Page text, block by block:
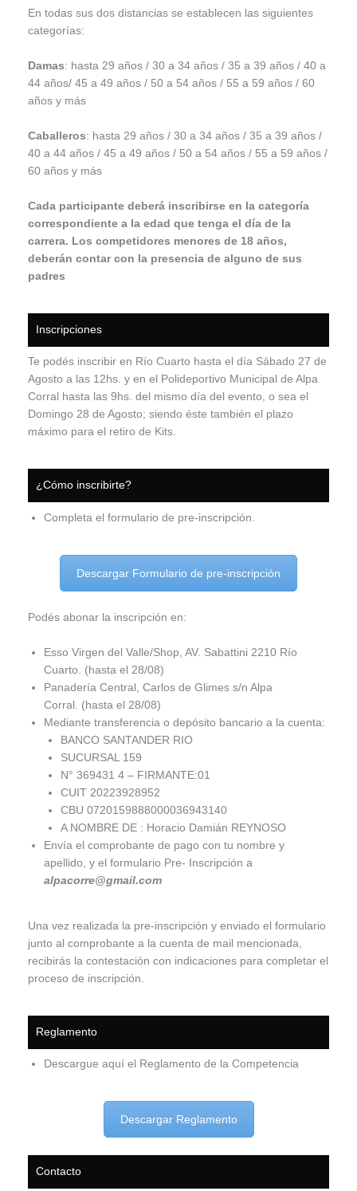
En todas sus dos distancias se establecen las siguientes
categorías:
Damas: hasta 29 años / 30 a 34 años / 35 a 39 años / 40 a
44 años/ 45 a 49 años / 50 a 54 años / 55 a 59 años / 60
años y más
Caballeros: hasta 29 años / 30 a 34 años / 35 a 39 años /
40 a 44 años / 45 a 49 años / 50 a 54 años / 55 a 59 años /
60 años y más
Cada participante deberá inscribirse en la categoría
correspondiente a la edad que tenga el día de la
carrera. Los competidores menores de 18 años,
deberán contar con la presencia de alguno de sus
padres
Inscripciones
Te podés inscribir en Río Cuarto hasta el día Sábado 27 de
Agosto a las 12hs. y en el Polideportivo Municipal de Alpa
Corral hasta las 9hs. del mismo día del evento, o sea el
Domingo 28 de Agosto; siendo éste también el plazo
máximo para el retiro de Kits.
¿Cómo inscribirte?
Completa el formulario de pre-inscripción.
Descargar Formulario de pre-inscripción
Podés abonar la inscripción en:
Esso Virgen del Valle/Shop, AV. Sabattini 2210 Río
Cuarto. (hasta el 28/08)
Panadería Central, Carlos de Glimes s/n Alpa
Corral. (hasta el 28/08)
Mediante transferencia o depósito bancario a la cuenta:
BANCO SANTANDER RIO
SUCURSAL 159
N° 369431 4 – FIRMANTE:01
CUIT 20223928952
CBU 0720159888000036943140
A NOMBRE DE : Horacio Damián REYNOSO
Envía el comprobante de pago con tu nombre y
apellido, y el formulario Pre- Inscripción a
alpacorre@gmail.com
Una vez realizada la pre-inscripción y enviado el formulario
junto al comprobante a la cuenta de mail mencionada,
recibirás la contestación con indicaciones para completar el
proceso de inscripción.
Reglamento
Descargue aquí el Reglamento de la Competencia
Descargar Reglamento
Contacto